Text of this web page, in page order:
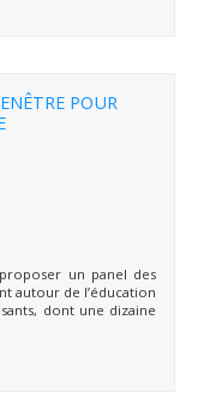
POUR
un panel des
autour de l’éducation
dont une dizaine